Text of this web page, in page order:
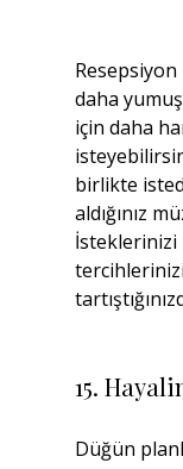
Resepsiyon
daha
için daha
birlikte
aldığınız
İsteklerinizi
15.
Düğün